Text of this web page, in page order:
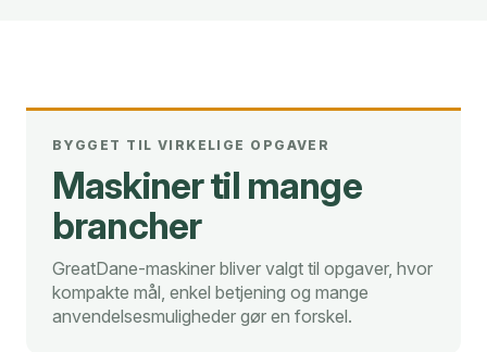
BYGGET TIL VIRKELIGE OPGAVER
Maskiner til mange
brancher
GreatDane-maskiner bliver valgt til opgaver, hvor
kompakte mål, enkel betjening og mange
anvendelsesmuligheder gør en forskel.